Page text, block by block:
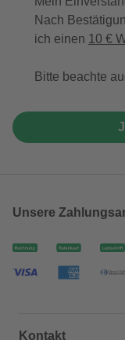
Nach
ich einen 10 €
Bitte beachte
Unsere
Kontakt